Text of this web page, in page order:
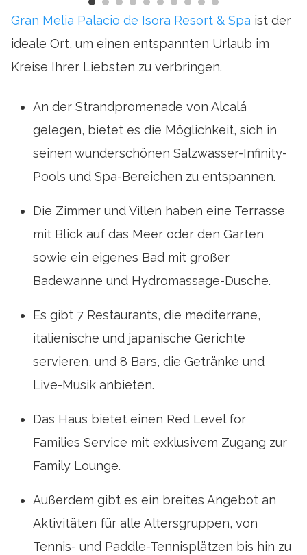
Gran Melia Palacio de Isora Resort & Spa ist der
ideale Ort, um einen entspannten Urlaub im
Kreise Ihrer Liebsten zu verbringen.
An der Strandpromenade von Alcalá
gelegen, bietet es die Möglichkeit, sich in
seinen wunderschönen Salzwasser-Infinity-
Pools und Spa-Bereichen zu entspannen.
Die Zimmer und Villen haben eine Terrasse
mit Blick auf das Meer oder den Garten
sowie ein eigenes Bad mit großer
Badewanne und Hydromassage-Dusche.
Es gibt 7 Restaurants, die mediterrane,
italienische und japanische Gerichte
servieren, und 8 Bars, die Getränke und
Live-Musik anbieten.
Das Haus bietet einen Red Level for
Families Service mit exklusivem Zugang zur
Family Lounge.
Außerdem gibt es ein breites Angebot an
Aktivitäten für alle Altersgruppen, von
Tennis- und Paddle-Tennisplätzen bis hin zu